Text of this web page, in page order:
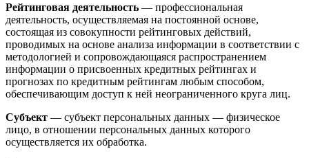
Рейтинговая деятельность — профессиональная
деятельность, осуществляемая на постоянной основе,
состоящая из совокупности рейтинговых действий,
проводимых на основе анализа информации в соответствии с
методологией и сопровождающаяся распространением
информации о присвоенных кредитных рейтингах и
прогнозах по кредитным рейтингам любым способом,
обеспечивающим доступ к ней неограниченного круга лиц.
Субъект — субъект персональных данных — физическое
лицо, в отношении персональных данных которого
осуществляется их обработка.